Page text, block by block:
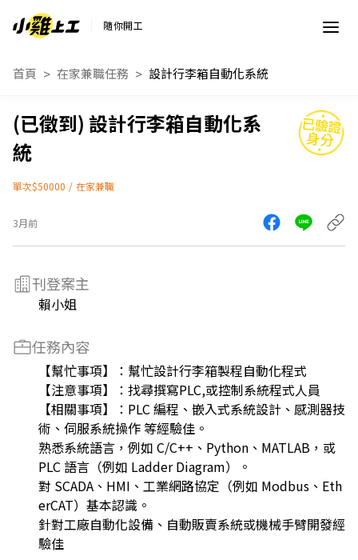
隨你開工
首頁 在家兼職任務 設計行李箱自動化系統
設計行李箱自動化系
統
單次$50000 / 在家兼職
3月前
刊登案主
賴小姐
任務內容
【幫忙事項】：幫忙設計行李箱製程自動化程式
【注意事項】：找尋撰寫PLC,或控制系統程式人員
【相關事項】：PLC 編程、嵌入式系統設計、感測器技
術、伺服系統操作 等經驗佳。
熟悉系統語言，例如 C/C++、Python、MATLAB，或
PLC 語言（例如 Ladder Diagram）。
對 SCADA、HMI、工業網路協定（例如 Modbus、Eth
erCAT）基本認識。
針對工廠自動化設備、自動販賣系統或機械手臂開發經
驗佳